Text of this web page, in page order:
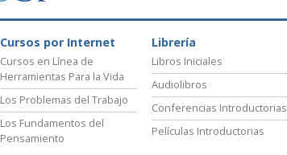
Cursos por Internet
Cursos en Línea de
Herramientas Para la Vida
Los Problemas del Trabajo
Los Fundamentos del
Pensamiento
Librería
Libros Iniciales
Audiolibros
Conferencias Introductorias
Películas Introductorias